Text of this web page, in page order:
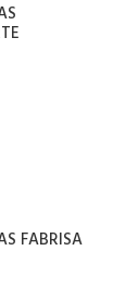
FABRISA